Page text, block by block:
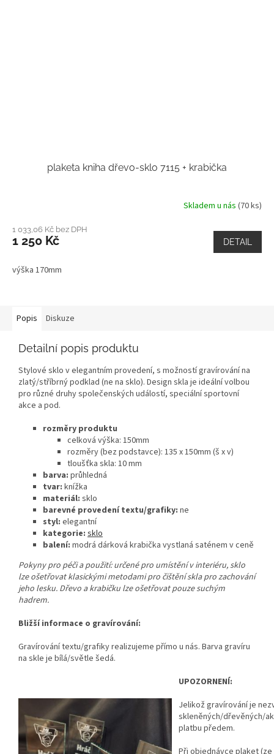
plaketa kniha dřevo-sklo 7115 + krabička
Skladem u nás (70 ks)
1 033,06 Kč bez DPH
1 250 Kč DETAIL
výška 170mm
Popis Diskuze
Detailní popis produktu
Stylové sklo v elegantním provedení, s možností gravírování na
zlatý/stříbrný podklad (ne na sklo). Design skla je ideální volbou
pro různé druhy společenských událostí, speciální sportovní
akce a pod.
rozměry produktu
celková výška: 150mm
rozměry (bez podstavce): 135 x 150mm (š x v)
tloušťka skla: 10 mm
barva: průhledná
tvar: knížka
materiál: sklo
barevné provedení textu/grafiky: ne
styl: elegantní
kategorie: sklo
balení: modrá dárková krabička vystlaná saténem v ceně
Pokyny pro péči a použití: určené pro umístění v interiéru, sklo
lze ošetřovat klasickými metodami pro čištění skla pro zachování
jeho lesku. Dřevo a krabičku lze ošetřovat pouze suchým
hadrem.
Bližší informace o gravírování:
Gravírování textu/grafiky realizujeme přímo u nás. Barva gravíru
na skle je bílá/světle šedá.
UPOZORNENÍ:
Jelikož gravírování je
skleněných/dřevěných/
platbu předem.
Při objednávce plaket